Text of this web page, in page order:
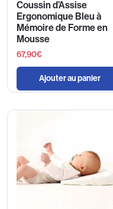
Coussin d’Assise
Ergonomique Bleu à
Mémoire de Forme en
Mousse
67,90€
Ajouter au panier